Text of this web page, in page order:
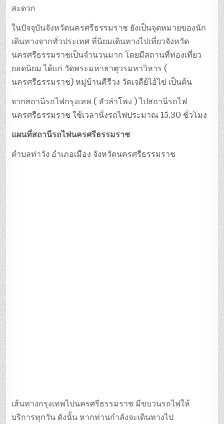
สะดวก
ในปัจจุบันจังหวัดนครศรีธรรมราช ยังเป็นจุดหมายของนัก
เดินทางจากทั่วประเทศ ที่นิยมเดินทางไปเที่ยวจังหวัด
นครศรีธรรมราชเป็นจำนวนมาก โดยมีสถานที่ท่องเที่ยว
ยอดนิยม ได้แก่ วัดพระมหาธาตุวรมหาวิหาร (
นครศรีธรรมราช) หมู่บ้านคีรีวง วัดเจดีย์ไอ้ไข่ เป็นต้น
จากสถานีรถไฟกรุงเทพ ( หัวลำโพง ) ไปสถานีรถไฟ
นครศรีธรรมราช ใช้เวลานั่งรถไฟประมาณ 15.30 ชั่วโมง
แผนที่สถานีรถไฟนครศรีธรรมราช
ตำบลท่าวัง อำเภอเมือง จังหวัดนครศรีธรรมราช
เส้นทางกรุงเทพไปนครศรีธรรมราช มีขบวนรถไฟให้
บริการทุกวัน ดังนั้น หากท่านกำลังจะเดินทางไป